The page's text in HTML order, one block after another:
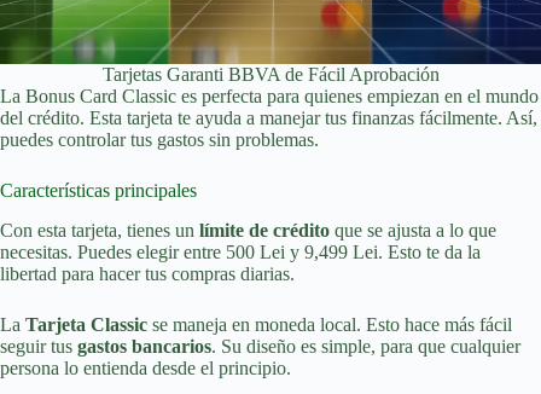
Tarjetas Garanti BBVA de Fácil Aprobación
La Bonus Card Classic es perfecta para quienes empiezan en el mundo
del crédito. Esta tarjeta te ayuda a manejar tus finanzas fácilmente. Así,
puedes controlar tus gastos sin problemas.
Características principales
Con esta tarjeta, tienes un límite de crédito que se ajusta a lo que
necesitas. Puedes elegir entre 500 Lei y 9,499 Lei. Esto te da la
libertad para hacer tus compras diarias.
La Tarjeta Classic se maneja en moneda local. Esto hace más fácil
seguir tus gastos bancarios. Su diseño es simple, para que cualquier
persona lo entienda desde el principio.